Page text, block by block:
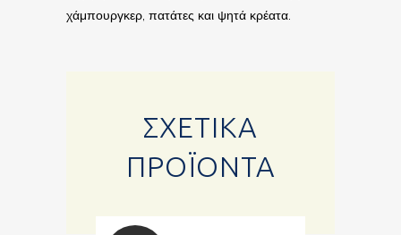
χάμπουργκερ, πατάτες και ψητά κρέατα.
ΣΧΕΤΙΚΆ
ΠΡΟΪΌΝΤΑ